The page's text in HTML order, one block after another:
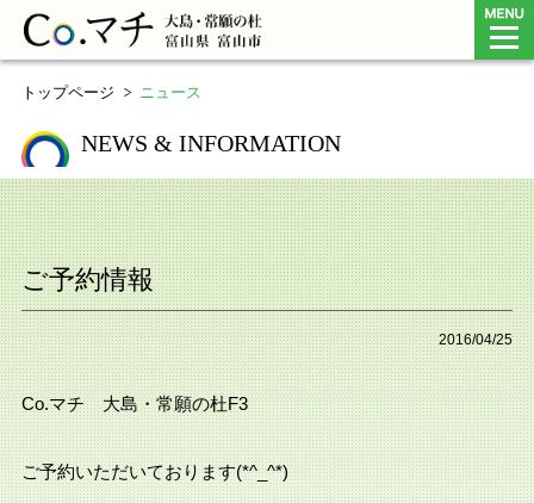
Co.マチ 大島・常願の杜（富山県富
トップページ ニュース
NEWS & INFORMATION
ご予約情報
2016/04/25
Co.マチ 大島・常願の杜F3
ご予約いただいております(*^_^*)